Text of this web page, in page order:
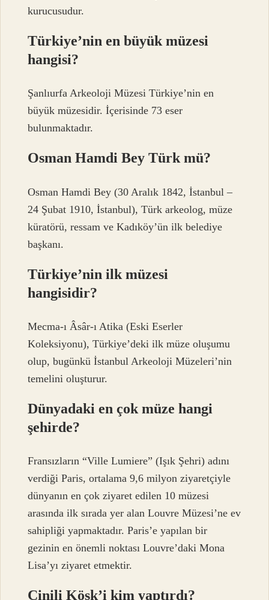
kurucusudur.
Türkiye’nin en büyük müzesi
hangisi?
Şanlıurfa Arkeoloji Müzesi Türkiye’nin en
büyük müzesidir. İçerisinde 73 eser
bulunmaktadır.
Osman Hamdi Bey Türk mü?
Osman Hamdi Bey (30 Aralık 1842, İstanbul –
24 Şubat 1910, İstanbul), Türk arkeolog, müze
küratörü, ressam ve Kadıköy’ün ilk belediye
başkanı.
Türkiye’nin ilk müzesi
hangisidir?
Mecma-ı Âsâr-ı Atika (Eski Eserler
Koleksiyonu), Türkiye’deki ilk müze oluşumu
olup, bugünkü İstanbul Arkeoloji Müzeleri’nin
temelini oluşturur.
Dünyadaki en çok müze hangi
şehirde?
Fransızların “Ville Lumiere” (Işık Şehri) adını
verdiği Paris, ortalama 9,6 milyon ziyaretçiyle
dünyanın en çok ziyaret edilen 10 müzesi
arasında ilk sırada yer alan Louvre Müzesi’ne ev
sahipliği yapmaktadır. Paris’e yapılan bir
gezinin en önemli noktası Louvre’daki Mona
Lisa’yı ziyaret etmektir.
Çinili Köşk’i kim yaptırdı?